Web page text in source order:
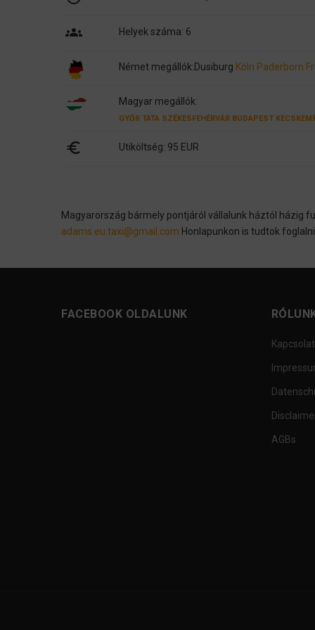
groups Helyek száma: 6
Német megállók:Dusiburg Köln Paderborn
Magyar megállók:
GYŐR TATA SZÉKESFEHÉRVÁR BUDAPEST
euro Utiköltség: 95 EUR
Magyarország bármely pontjáról vállalunk háztól házig
adams.eu.taxi@gmail.com Honlapunkon is tudtok
FACEBOOK OLDALUNK
Kapcsolat
AGBs